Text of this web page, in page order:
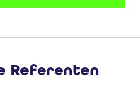
Referenten